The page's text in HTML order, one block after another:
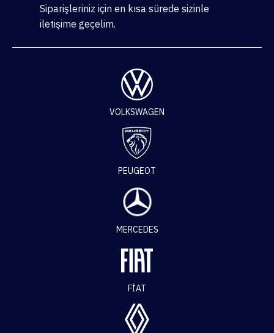
Siparişleriniz için en kısa sürede sizinle
iletişime geçelim.
VOLKSWAGEN
PEUGEOT
MERCEDES
FIAT